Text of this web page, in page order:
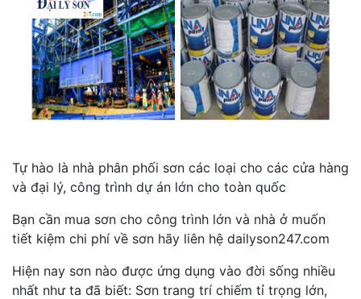
Tự hào là nhà phân phối sơn các loại cho các cửa hàng
và đại lý, công trình dự án lớn cho toàn quốc
Bạn cần mua sơn cho công trình lớn và nhà ở muốn
tiết kiệm chi phí về sơn hãy liên hệ dailyson247.com
Hiện nay sơn nào được ứng dụng vào đời sống nhiều
nhất như ta đã biết: Sơn trang trí chiếm tỉ trọng lớn,